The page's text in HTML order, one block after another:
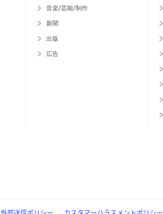
音楽/芸能/制作
新聞
出版
広告